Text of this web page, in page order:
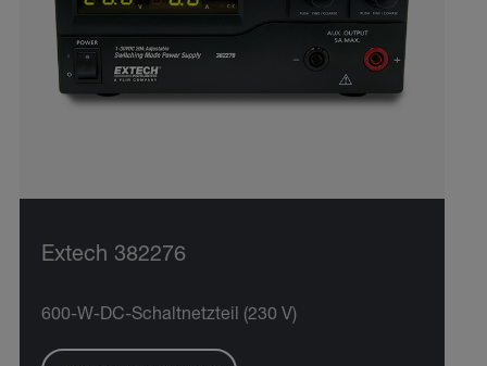
Extech 382276
600-W-DC-Schaltnetzteil (230 V)